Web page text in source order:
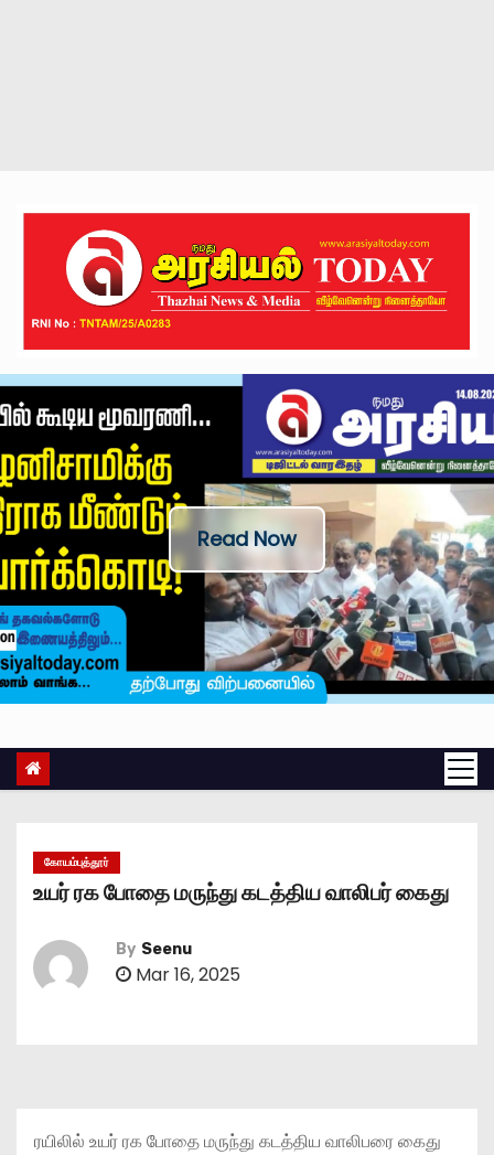
Read Now
கோயம்புத்தூர்
உயர் ரக போதை மருந்து கடத்திய வாலிபர் கைது
By Seenu
Mar 16, 2025
ரயிலில் உயர் ரக போதை மருந்து கடத்திய வாலிபரை கைது